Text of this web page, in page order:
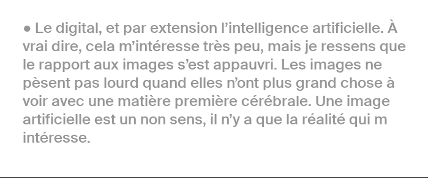
Le digital, et par extension l’intelligence artificielle. À
vrai dire, cela m’intéresse très peu, mais je ressens que
le rapport aux images s’est appauvri. Les images ne
pèsent pas lourd quand elles n’ont plus grand chose à
voir avec une matière première cérébrale. Une image
artificielle est un non sens, il n’y a que la réalité qui m
intéresse.